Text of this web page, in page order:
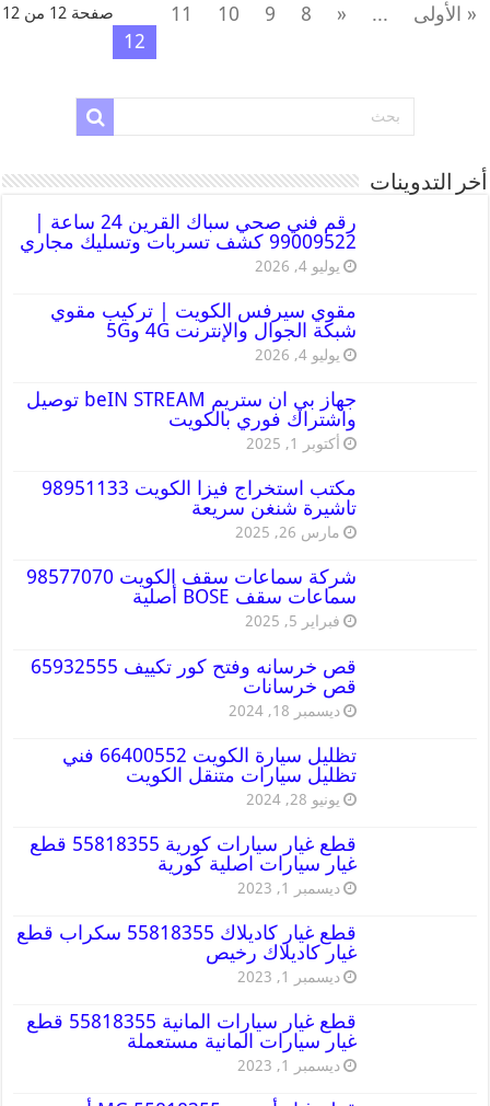
صفحة 12 من 12 « الأولى ...
«
8
9
10
11
12
أخر التدوينات
رقم فني صحي سباك القرين 24 ساعة |
99009522 كشف تسربات وتسليك مجاري
يوليو 4, 2026
مقوي سيرفس الكويت | تركيب مقوي
شبكة الجوال والإنترنت 4G و5G
يوليو 4, 2026
جهاز بي ان ستريم beIN STREAM توصيل
واشتراك فوري بالكويت
أكتوبر 1, 2025
مكتب استخراج فيزا الكويت 98951133
تاشيرة شنغن سريعة
مارس 26, 2025
شركة سماعات سقف الكويت 98577070
سماعات سقف BOSE أصلية
فبراير 5, 2025
قص خرسانه وفتح كور تكييف 65932555
قص خرسانات
ديسمبر 18, 2024
تظليل سيارة الكويت 66400552 فني
تظليل سيارات متنقل الكويت
يونيو 28, 2024
قطع غيار سيارات كورية 55818355 قطع
غيار سيارات اصلية كورية
ديسمبر 1, 2023
قطع غيار كاديلاك 55818355 سكراب قطع
غيار كاديلاك رخيص
ديسمبر 1, 2023
قطع غيار سيارات المانية 55818355 قطع
غيار سيارات المانية مستعملة
ديسمبر 1, 2023